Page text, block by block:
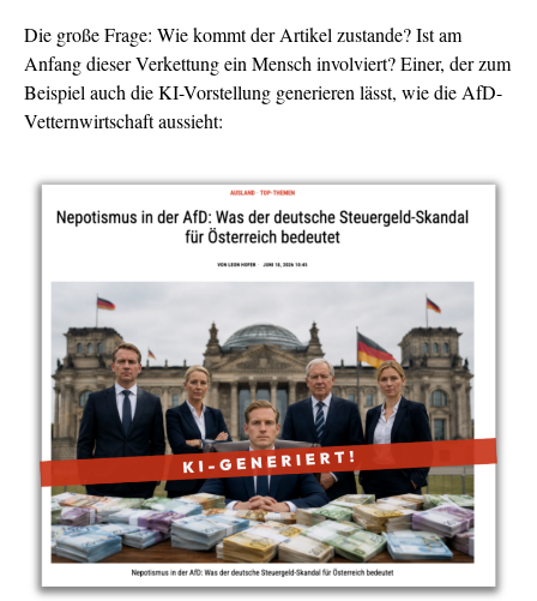
Die große Frage: Wie kommt der Artikel zustande? Ist am
Anfang dieser Verkettung ein Mensch involviert? Einer, der zum
Beispiel auch die KI-Vorstellung generieren lässt, wie die AfD-
Vetternwirtschaft aussieht: